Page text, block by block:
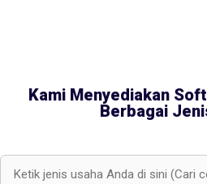
Kami Menyediakan
Berbagai